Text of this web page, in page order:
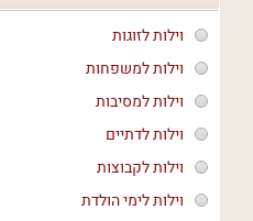
וילות לזוגות
וילות למשפחות
וילות למסיבות
וילות לדתיים
וילות לקבוצות
וילות לימי הולדת